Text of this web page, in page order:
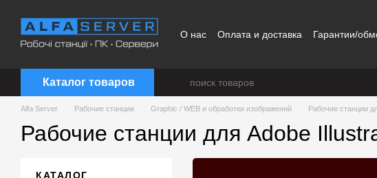
О нас Оплата и доставка Гарантии/
Каталог товаров
Alfa Server Рабочие станции Graphic / WEB и обработки изображений Рабочие станции
Рабочие станции для Adobe
КАТАЛОГ